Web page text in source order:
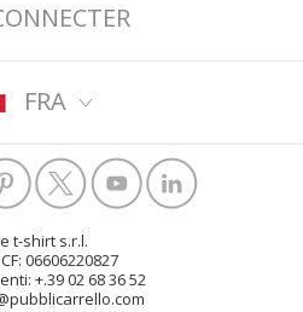
FRA
t-shirt s.r.l.
06606220827
+.39 02 68 36 52